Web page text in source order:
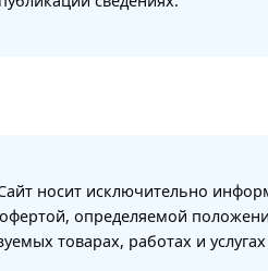
носит исключительно
определяемой
товарах, работах и